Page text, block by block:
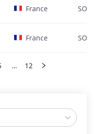
France
France
… 12